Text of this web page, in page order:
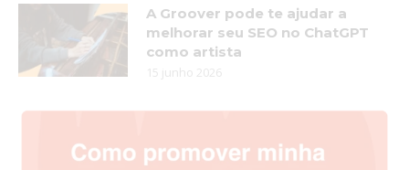
A Groover pode te ajudar a
melhorar seu SEO no ChatGPT
como artista
15 junho 2026